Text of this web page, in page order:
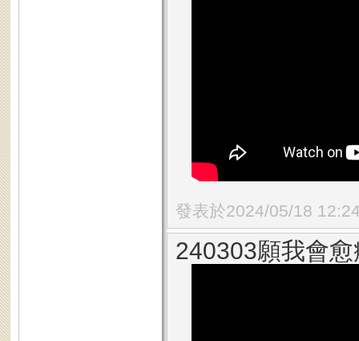
發表於2024/05/18
240303願我會愈